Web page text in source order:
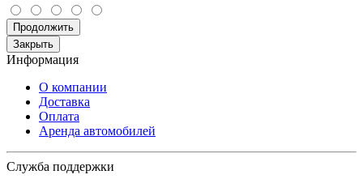
Продолжить
Закрыть
Информация
О компании
Доставка
Оплата
Аренда автомобилей
Служба поддержки